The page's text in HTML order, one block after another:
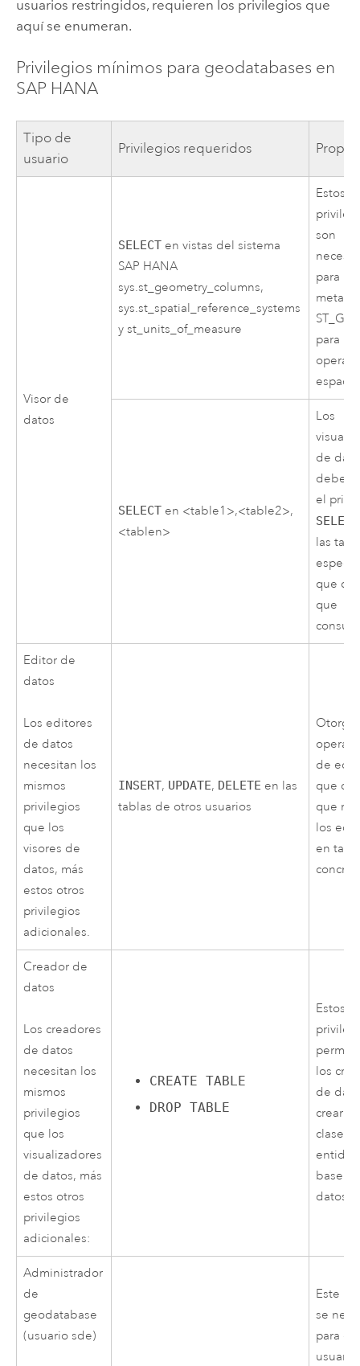
usuarios restringidos, requieren los privilegios que
aquí se enumeran.
Privilegios mínimos para geodatabases en
SAP HANA
Tipo de
usuario
Privilegios requeridos
Visor de
datos
SELECT en vistas del sistema
SAP HANA
sys.st_geometry_columns,
sys.st_spatial_reference_systems
y st_units_of_measure
Estos
son
para
para
SELECT en <table1>,<table2>,
<tablen>
Los
de
deben
el
SELECT
las
que
que
Editor de
datos
Los editores
de datos
necesitan los
mismos
privilegios
que los
visores de
datos, más
estos otros
privilegios
adicionales.
INSERT, UPDATE, DELETE en las
tablas de otros usuarios
de
que
que
los
en
Creador de
datos
Los creadores
de datos
necesitan los
mismos
privilegios
que los
visualizadores
de datos, más
estos otros
privilegios
adicionales:
CREATE TABLE
DROP TABLE
Estos
los
de
crear
clases
base
datos.
Administrador
de
geodatabase
(usuario sde)
Este
se
para